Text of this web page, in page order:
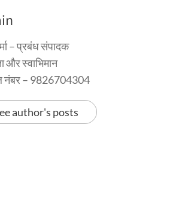
– प्रबंध संपादक
और स्वाभिमान
नंबर – 9826704304
author's posts